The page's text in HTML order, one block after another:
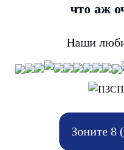
что аж
Наши
ПЗСП
Зоните 8